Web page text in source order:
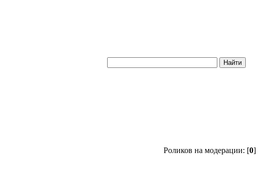
Роликов на модерации: [0]